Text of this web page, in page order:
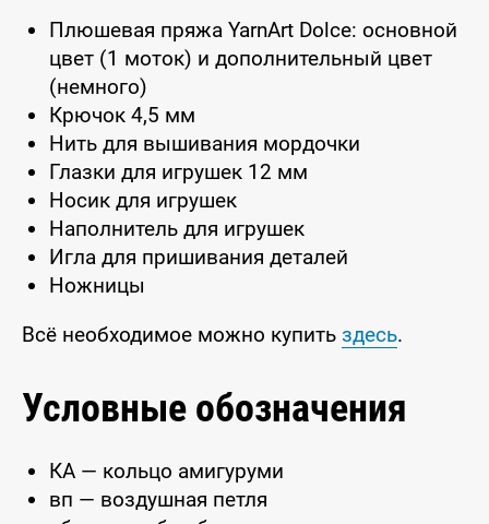
Плюшевая пряжа YarnArt Dolce: основной
цвет (1 моток) и дополнительный цвет
(немного)
Крючок 4,5 мм
Нить для вышивания мордочки
Глазки для игрушек 12 мм
Носик для игрушек
Наполнитель для игрушек
Игла для пришивания деталей
Ножницы
Всё необходимое можно купить здесь.
Условные обозначения
КА — кольцо амигуруми
вп — воздушная петля